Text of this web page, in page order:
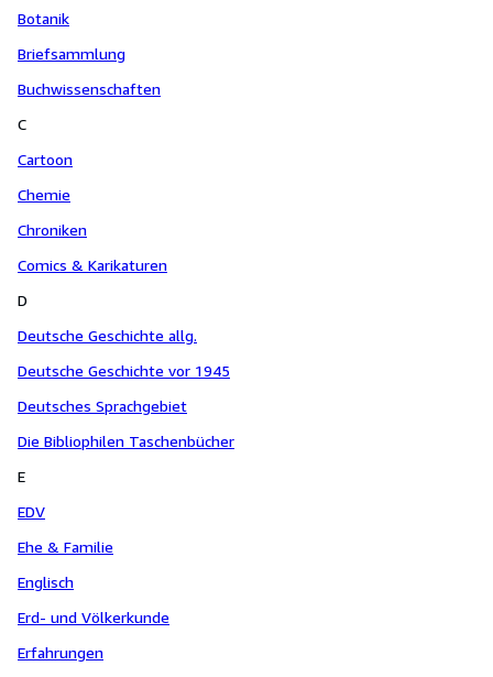
Botanik
Briefsammlung
Buchwissenschaften
C
Cartoon
Chemie
Chroniken
Comics & Karikaturen
D
Deutsche Geschichte allg.
Deutsche Geschichte vor 1945
Deutsches Sprachgebiet
Die Bibliophilen Taschenbücher
E
EDV
Ehe & Familie
Englisch
Erd- und Völkerkunde
Erfahrungen